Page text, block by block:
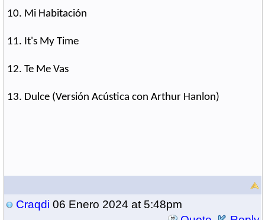
10. Mi Habitación
11. It's My Time
12. Te Me Vas
13. Dulce (Versión Acústica con Arthur Hanlon)
Craqdi 06 Enero 2024 at 5:48pm